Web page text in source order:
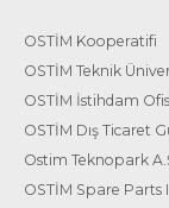
OSTİM Kooperatifi
OSTİM Teknik
OSTİM İstihdam
OSTİM Dış Ticaret
Ostim Teknopark
OSTİM Spare Parts